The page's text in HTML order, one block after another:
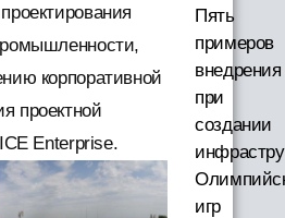
корпоративной
проектной
Enterprise.
Пять
примеров
внедрения
при
создании
игр